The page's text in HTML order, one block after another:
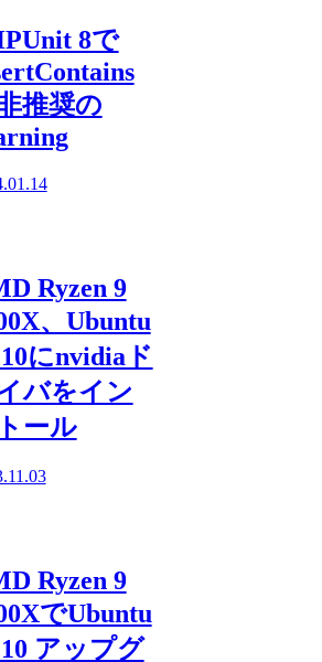
8で
推奨の
Ryzen 9
、Ubuntu
にnvidiaド
バをイン
ール
Ryzen 9
でUbuntu
アップグ